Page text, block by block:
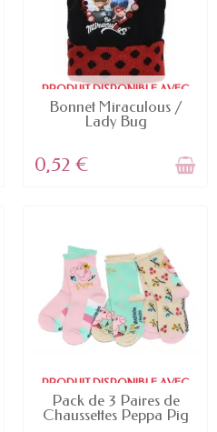
PRODUIT DISPONIBLE AVEC
D'AUTRES OPTIONS
Bonnet Miraculous /
Lady Bug
0,52 €
PRODUIT DISPONIBLE AVEC
D'AUTRES OPTIONS
Pack de 3 Paires de
Chaussettes Peppa Pig